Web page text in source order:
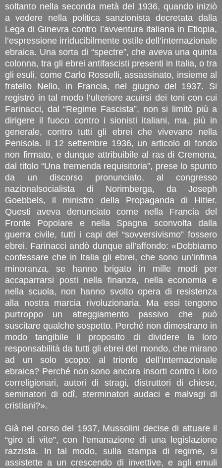
soltanto nella seconda metà del 1936, quando iniziò
a vedere nella politica sanzionista decretata dalla
Lega di Ginevra contro l’avventura italiana in Etiopia,
l’espressione irriducibilmente ostile dell’internazionale
ebraica. Una sorta di “spectre”, che aveva una quinta
colonna, tra gli ebrei antifascisti presenti in Italia, o tra
gli esuli, come Carlo Rosselli, assassinato, insieme al
fratello Nello, in Francia, nel giugno del 1937. Si
registrò in tal modo l’ulteriore acuirsi dei toni con cui
Farinacci, dal “Regime Fascista”, non si limitò più a
dirigere il fuoco contro i sionisti italiani, ma, più in
generale, contro tutti gli ebrei che vivevano nella
Penisola. Il 12 settembre 1936, un articolo di fondo
non firmato, e dunque attribuibile al ras di Cremona,
dal titolo “Una tremenda requisitoria”, prese lo spunto
da un discorso pronunciato, al congresso
nazionalsocialista di Norimberga, da Joseph
Goebbels, il ministro della Propaganda di Hitler.
Questi aveva denunciato come nella Francia del
Fronte Popolare e nella Spagna sconvolta dalla
guerra civile, tutti i capi del “sovversivismo” fossero
ebrei. Farinacci andò dunque all’affondo: «Dobbiamo
confessare che in Italia gli ebrei, che sono un’infima
minoranza, se hanno brigato in mille modi per
accaparrarsi posti nella finanza, nella economia e
nella scuola, non hanno svolto opera di resistenza
alla nostra marcia rivoluzionaria. Ma essi tengono
purtroppo un atteggiamento passivo che può
suscitare qualche sospetto. Perché non dimostrano in
modo tangibile il proposito di dividere la loro
responsabilità da tutti gli ebrei del mondo, che mirano
ad un solo scopo: al trionfo dell’internazionale
ebraica? Perché non sono ancora insorti contro i loro
correligionari, autori di stragi, distruttori di chiese,
seminatori di odî, sterminatori audaci e malvagi di
cristiani?».
Già nel corso del 1937, Mussolini decise di attuare il
“giro di vite”, con l’emanazione di una legislazione
razzista. In tal modo, sulla stampa di regime, si
assistette a un crescendo di invettive, e agli emuli